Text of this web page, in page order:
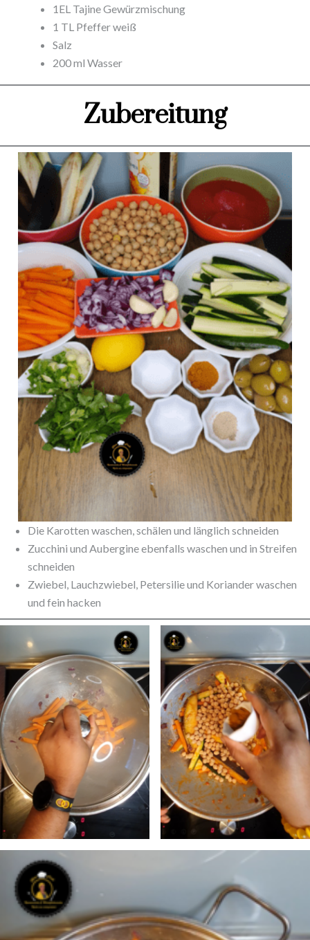
1EL Tajine Gewürzmischung
1 TL Pfeffer weiß
Salz
200 ml Wasser
Zubereitung
Die Karotten waschen, schälen und länglich schneiden
Zucchini und Aubergine ebenfalls waschen und in Streifen
schneiden
Zwiebel, Lauchzwiebel, Petersilie und Koriander waschen
und fein hacken